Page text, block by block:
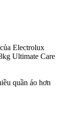
Electrolux
Ultimate Care
quần áo hơn